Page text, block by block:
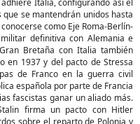
Italia, configurando así el
se mantendrán unidos hasta
como Eje Roma-Berlín-
definitiva con Alemania e
Bretaña con Italia también
en 1937 y del pacto de Stressa
de Franco en la guerra civil
española por parte de Francia
fascistas ganar un aliado más.
firma un pacto con Hitler
sobre el reparto de Polonia y